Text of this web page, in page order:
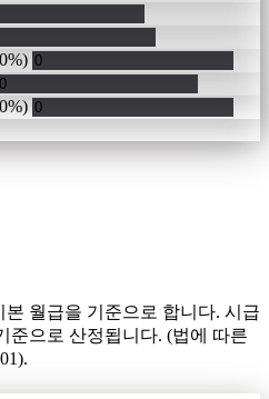
월급을 기준으로 합니다. 시급
준으로 산정됩니다. (법에 따른